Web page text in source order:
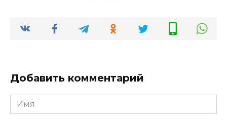
Добавить комментарий
Имя
*